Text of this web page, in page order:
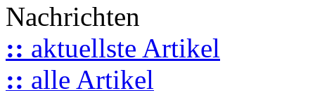
Nachrichten
:: aktuellste Artikel
:: alle Artikel